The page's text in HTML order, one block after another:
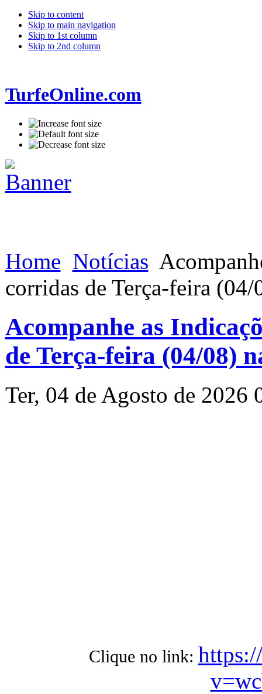
Skip to content
Skip to main navigation
Skip to 1st column
Skip to 2nd column
TurfeOnline.com
Home Notícias
corridas de Terça-feira (04/
Acompanhe as
de Terça-feira (04/08)
Ter, 04 de Agosto de 2026
Clique no link: